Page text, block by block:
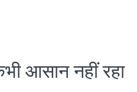
आसान नहीं रहा